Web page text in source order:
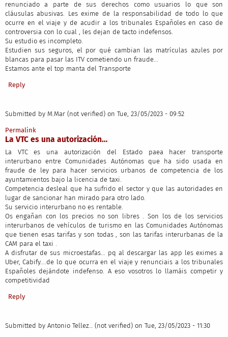
renunciado a parte de sus derechos como usuarios lo que son
cláusulas abusivas. Les exime de la responsabilidad de todo lo que
ocurre en el viaje y de acudir a los tribunales Españoles en caso de
controversia con lo cual , les dejan de tacto indefensos.
Su estudio es incompleto.
Estudien sus seguros, el por qué cambian las matrículas azules por
blancas para pasar las ITV cometiendo un fraude...
Estamos ante el top manta del Transporte
Reply
Submitted by M.Mar (not verified) on Tue, 23/05/2023 - 09:52
Permalink
La VTC es una autorización…
La VTC es una autorización del Estado paea hacer transporte
interurbano entre Comunidades Autónomas que ha sido usada en
fraude de ley para hacer servicios urbanos de competencia de los
ayuntamientos bajo la licencia de taxi.
Competencia desleal que ha sufrido el sector y que las autoridades en
lugar de sancionar han mirado para otro lado.
Su servicio interurbano no es rentable.
Os engañan con los precios no son libres . Son los de los servicios
interurbanos de vehículos de turismo en las Comunidades Autónomas
que tienen esas tarifas y son todas , son las tarifas interurbanas de la
CAM para el taxi .
A disfrutar de sus microestafas... pq al descargar las app les eximes a
Uber, Cabify....de lo que ocurra en el viaje y renunciais a los tribunales
Españoles dejándote indefenso. A eso vosotros lo llamáis competir y
competitividad
Reply
Submitted by Antonio Tellez… (not verified) on Tue, 23/05/2023 - 11:30